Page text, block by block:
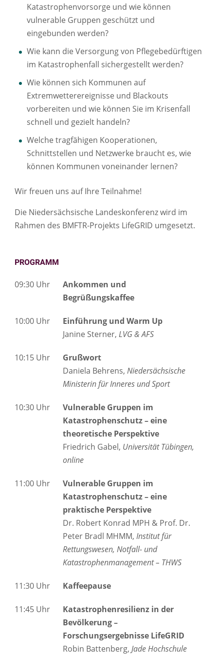
Katastrophenvorsorge und wie können
vulnerable Gruppen geschützt und
eingebunden werden?
Wie kann die Versorgung von Pflegebedürftigen
im Katastrophenfall sichergestellt werden?
Wie können sich Kommunen auf
Extremwetterereignisse und Blackouts
vorbereiten und wie können Sie im Krisenfall
schnell und gezielt handeln?
Welche tragfähigen Kooperationen,
Schnittstellen und Netzwerke braucht es, wie
können Kommunen voneinander lernen?
Wir freuen uns auf Ihre Teilnahme!
Die Niedersächsische Landeskonferenz wird im
Rahmen des BMFTR-Projekts LifeGRID umgesetzt.
PROGRAMM
09:30 Uhr
Ankommen und
Begrüßungskaffee
10:00 Uhr
Einführung und Warm Up
Janine Sterner, LVG & AFS
10:15 Uhr
Grußwort
Daniela Behrens, Niedersächsische
Ministerin für Inneres und Sport
10:30 Uhr
Vulnerable Gruppen im
Katastrophenschutz – eine
theoretische Perspektive
Friedrich Gabel, Universität Tübingen,
online
11:00 Uhr
Vulnerable Gruppen im
Katastrophenschutz – eine
praktische Perspektive
Dr. Robert Konrad MPH & Prof. Dr.
Peter Bradl MHMM, Institut für
Rettungswesen, Notfall- und
Katastrophenmanagement – THWS
11:30 Uhr Kaffeepause
11:45 Uhr
Katastrophenresilienz in der
Bevölkerung –
Forschungsergebnisse LifeGRID
Robin Battenberg, Jade Hochschule